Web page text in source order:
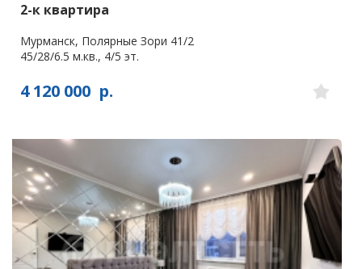
2-к квартира
Мурманск, Полярные Зори 41/2
45/28/6.5 м.кв., 4/5 эт.
4 120 000 р.